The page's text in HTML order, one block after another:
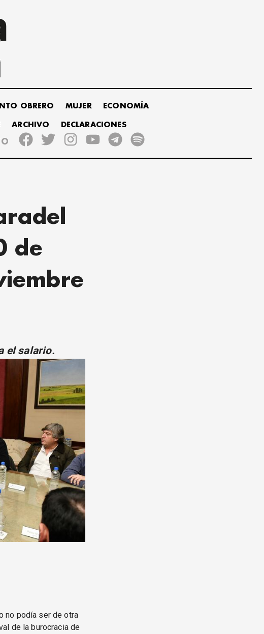
OBRERO MUJER ECONOMÍA
ARCHIVO DECLARACIONES
de
el salario.
no podía ser de otra
de la burocracia de